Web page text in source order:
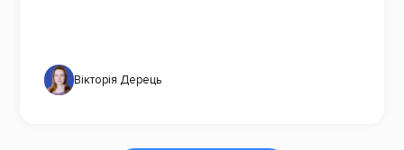
Вікторія Дерець